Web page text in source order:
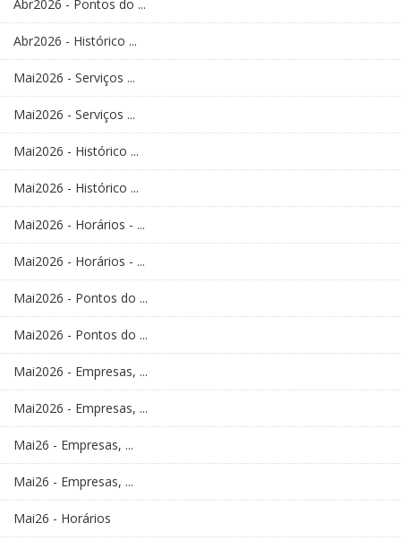
Abr2026 - Pontos do ...
Abr2026 - Histórico ...
Mai2026 - Serviços ...
Mai2026 - Serviços ...
Mai2026 - Histórico ...
Mai2026 - Histórico ...
Mai2026 - Horários - ...
Mai2026 - Horários - ...
Mai2026 - Pontos do ...
Mai2026 - Pontos do ...
Mai2026 - Empresas, ...
Mai2026 - Empresas, ...
Mai26 - Empresas, ...
Mai26 - Empresas, ...
Mai26 - Horários